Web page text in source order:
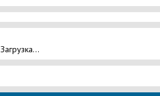
Загрузка...